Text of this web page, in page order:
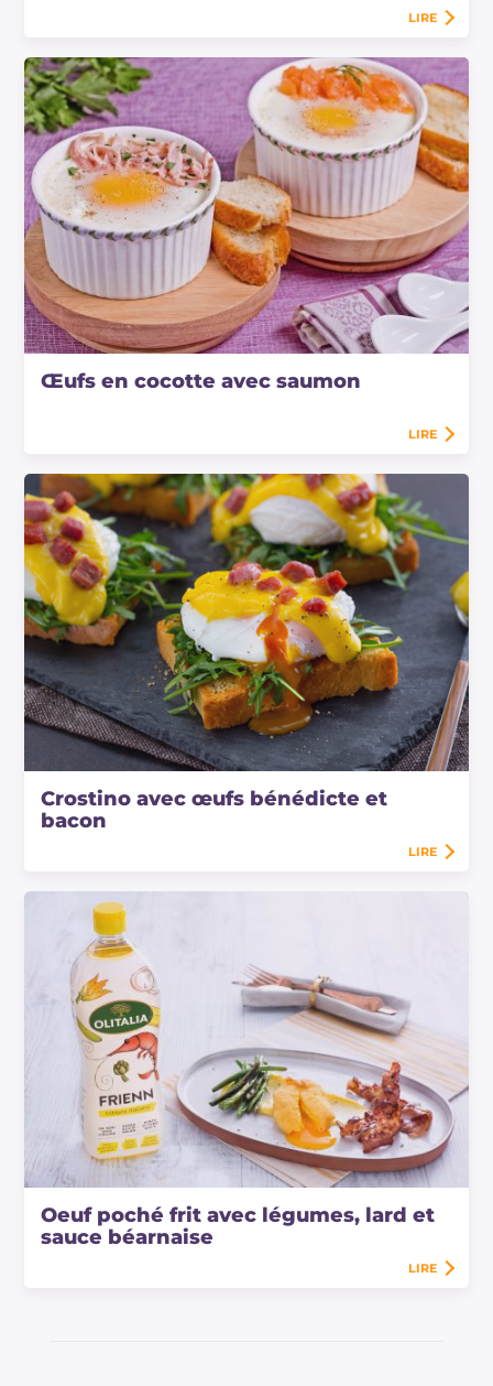
LIRE
Œufs en cocotte avec saumon
LIRE
Crostino avec œufs bénédicte et
bacon
LIRE
Oeuf poché frit avec légumes, lard et
sauce béarnaise
LIRE